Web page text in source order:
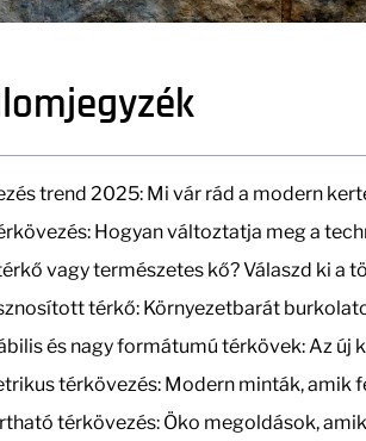
trend 2025: Mi vár rád a modern
Hogyan változtatja meg a
vagy természetes kő? Válaszd ki a
térkő: Környezetbarát
és nagy formátumú térkövek: Az új
térkövezés: Modern minták, amik
térkövezés: Öko megoldások,